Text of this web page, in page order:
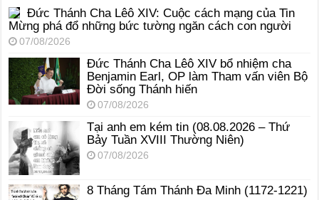
Đức Thánh Cha Lêô XIV: Cuộc cách mạng của Tin
Mừng phá đổ những bức tường ngăn cách con người
07/08/2026
Đức Thánh Cha Lêô XIV bổ nhiệm cha
Benjamin Earl, OP làm Tham vấn viên Bộ
Đời sống Thánh hiến
07/08/2026
Tại anh em kém tin (08.08.2026 – Thứ
Bảy Tuần XVIII Thường Niên)
07/08/2026
8 Tháng Tám Thánh Ða Minh (1172-1221)